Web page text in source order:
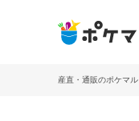
産直・通販のポケマル